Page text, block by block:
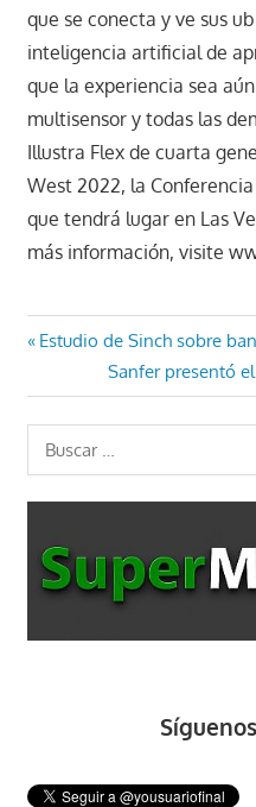
que se conecta y ve sus
inteligencia artificial de
que la experiencia sea
multisensor y todas las
Illustra Flex de cuarta
West 2022, la
que tendrá lugar en Las
más información, visite
Navegación
de
entradas
Entrada
Estudio de Sinch sobre
Entrada
siguiente:
Sanfer presentó